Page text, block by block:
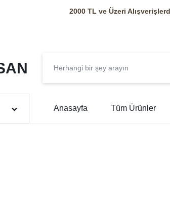
2000 TL ve Üzeri
Anasayfa Tüm Ürünler